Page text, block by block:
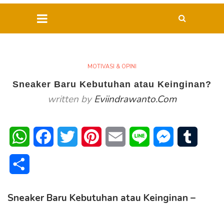
MOTIVASI & OPINI
Sneaker Baru Kebutuhan atau Keinginan?
written byEviindrawanto.com
WhatsAppFacebookTwitter PinterestEmail Line Messenger
Sneaker Baru Kebutuhan atau Keinginan –